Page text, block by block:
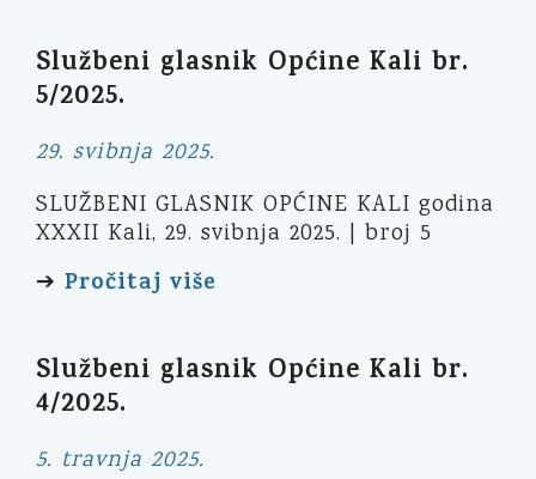
Službeni glasnik Općine Kali br.
5/2025.
29. svibnja 2025.
SLUŽBENI GLASNIK OPĆINE KALI godina
XXXII Kali, 29. svibnja 2025. | broj 5
➔ Pročitaj više
Službeni glasnik Općine Kali br.
4/2025.
5. travnja 2025.